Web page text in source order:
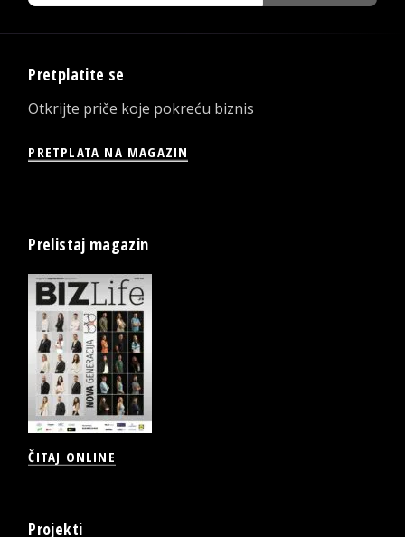
Pretplatite se
Otkrijte priče koje pokreću biznis
PRETPLATA NA MAGAZIN
Prelistaj magazin
ČITAJ ONLINE
Projekti